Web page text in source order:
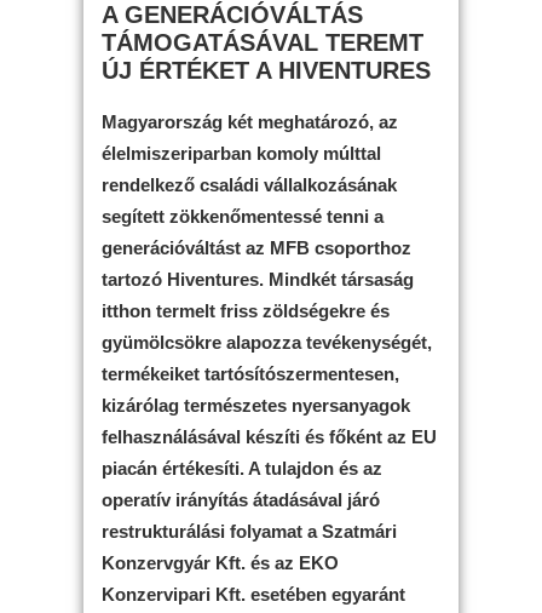
A GENERÁCIÓVÁLTÁS
TÁMOGATÁSÁVAL TEREMT
ÚJ ÉRTÉKET A HIVENTURES
Magyarország két meghatározó, az
élelmiszeriparban komoly múlttal
rendelkező családi vállalkozásának
segített zökkenőmentessé tenni a
generációváltást az MFB csoporthoz
tartozó Hiventures. Mindkét társaság
itthon termelt friss zöldségekre és
gyümölcsökre alapozza tevékenységét,
termékeiket tartósítószermentesen,
kizárólag természetes nyersanyagok
felhasználásával készíti és főként az EU
piacán értékesíti. A tulajdon és az
operatív irányítás átadásával járó
restrukturálási folyamat a Szatmári
Konzervgyár Kft. és az EKO
Konzervipari Kft. esetében egyaránt